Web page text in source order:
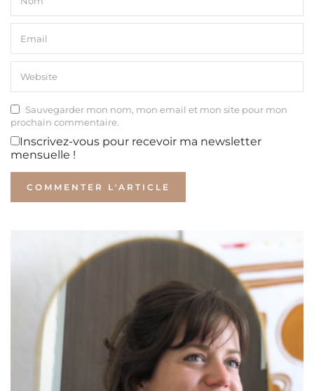
Sauvegarder mon nom, mon email et mon site pour mon
prochain commentaire.
Inscrivez-vous pour recevoir ma newsletter
mensuelle !